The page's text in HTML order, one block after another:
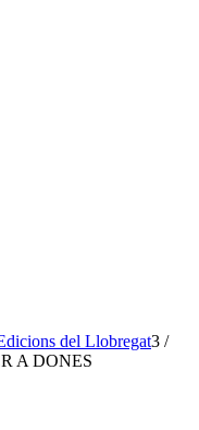
del Llobregat3 /
A DONES